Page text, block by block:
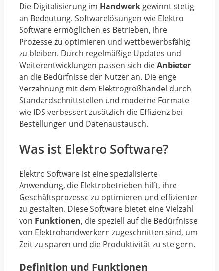
Die Digitalisierung im Handwerk gewinnt stetig
an Bedeutung. Softwarelösungen wie Elektro
Software ermöglichen es Betrieben, ihre
Prozesse zu optimieren und wettbewerbsfähig
zu bleiben. Durch regelmäßige Updates und
Weiterentwicklungen passen sich dieAnbieter
an die Bedürfnisse der Nutzer an. Die enge
Verzahnung mit dem Elektrogroßhandel durch
Standardschnittstellen und moderne Formate
wie IDS verbessert zusätzlich die Effizienz bei
Bestellungen und Datenaustausch.
Was ist Elektro Software?
Elektro Software ist eine spezialisierte
Anwendung, die Elektrobetrieben hilft, ihre
Geschäftsprozesse zu optimieren und effizienter
zu gestalten. Diese Software bietet eine Vielzahl
von Funktionen, die speziell auf die Bedürfnisse
von Elektrohandwerkern zugeschnitten sind, um
Zeit zu sparen und die Produktivität zu steigern.
Definition und Funktionen